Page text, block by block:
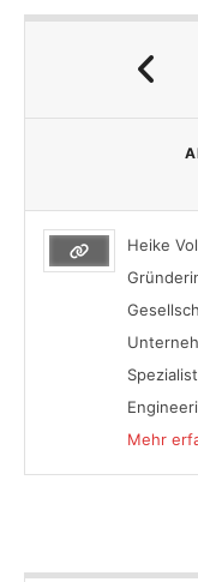
Heike
Mehr